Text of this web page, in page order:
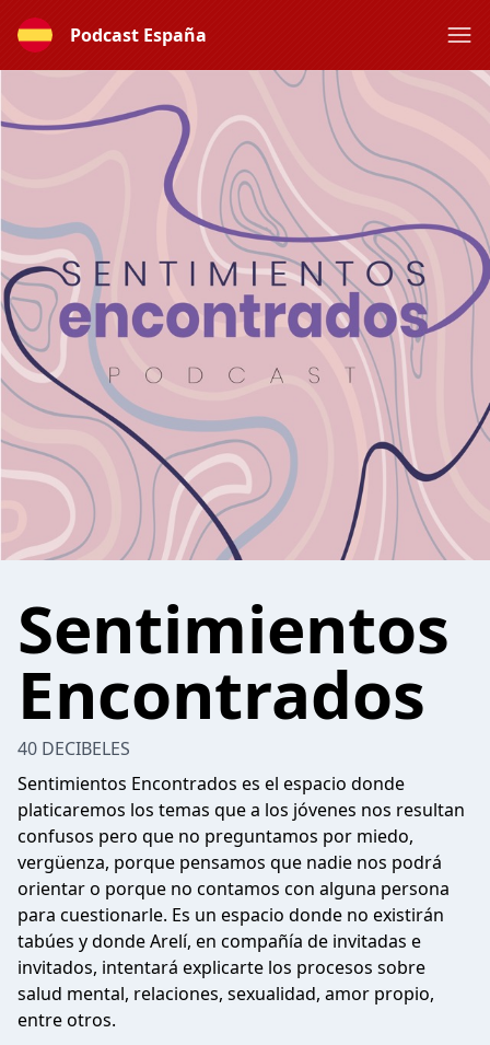
Podcast España
Sentimientos
Encontrados
40 DECIBELES
Sentimientos Encontrados es el espacio donde
platicaremos los temas que a los jóvenes nos resultan
confusos pero que no preguntamos por miedo,
vergüenza, porque pensamos que nadie nos podrá
orientar o porque no contamos con alguna persona
para cuestionarle. Es un espacio donde no existirán
tabúes y donde Arelí, en compañía de invitadas e
invitados, intentará explicarte los procesos sobre
salud mental, relaciones, sexualidad, amor propio,
entre otros.